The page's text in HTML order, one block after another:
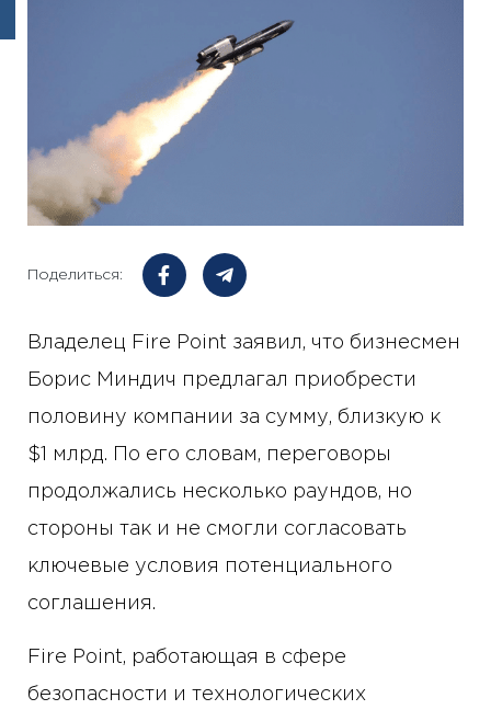
Поделиться:
Владелец Fire Point заявил, что бизнесмен
Борис Миндич предлагал приобрести
половину компании за сумму, близкую к
$1 млрд. По его словам, переговоры
продолжались несколько раундов, но
стороны так и не смогли согласовать
ключевые условия потенциального
соглашения.
Fire Point, работающая в сфере
безопасности и технологических